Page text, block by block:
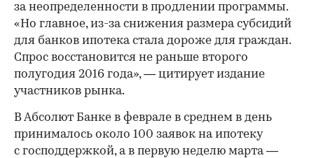
за неопределенности в продлении программы.
«Но главное, из-за снижения размера субсидий
для банков ипотека стала дороже для граждан.
Спрос восстановится не раньше второго
полугодия 2016 года», — цитирует издание
участников рынка.
В Абсолют Банке в феврале в среднем в день
принималось около 100 заявок на ипотеку
с господдержкой, а в первую неделю марта —